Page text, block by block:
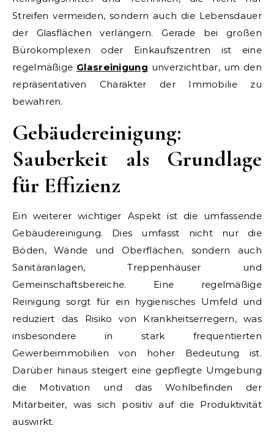
Streifen vermeiden, sondern auch die Lebensdauer
der Glasflächen verlängern. Gerade bei großen
Bürokomplexen oder Einkaufszentren ist eine
regelmäßige Glasreinigung unverzichtbar, um den
repräsentativen Charakter der Immobilie zu
bewahren.
Gebäudereinigung:
Sauberkeit als Grundlage
für Effizienz
Ein weiterer wichtiger Aspekt ist die umfassende
Gebäudereinigung. Dies umfasst nicht nur die
Böden, Wände und Oberflächen, sondern auch
Sanitäranlagen, Treppenhäuser und
Gemeinschaftsbereiche. Eine regelmäßige
Reinigung sorgt für ein hygienisches Umfeld und
reduziert das Risiko von Krankheitserregern, was
insbesondere in stark frequentierten
Gewerbeimmobilien von hoher Bedeutung ist.
Darüber hinaus steigert eine gepflegte Umgebung
die Motivation und das Wohlbefinden der
Mitarbeiter, was sich positiv auf die Produktivität
auswirkt.